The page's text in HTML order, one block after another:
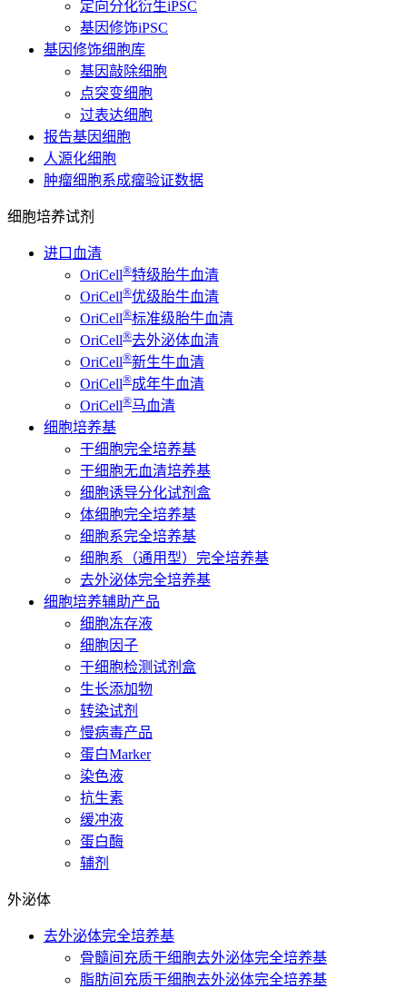
定向分化衍生iPSC
基因修饰iPSC
基因修饰细胞库
基因敲除细胞
点突变细胞
过表达细胞
报告基因细胞
人源化细胞
肿瘤细胞系成瘤验证数据
细胞培养试剂
进口血清
OriCell®特级胎牛血清
OriCell®优级胎牛血清
OriCell®标准级胎牛血清
OriCell®去外泌体血清
OriCell®新生牛血清
OriCell®成年牛血清
OriCell®马血清
细胞培养基
干细胞完全培养基
干细胞无血清培养基
细胞诱导分化试剂盒
体细胞完全培养基
细胞系完全培养基
细胞系（通用型）完全培养基
去外泌体完全培养基
细胞培养辅助产品
细胞冻存液
细胞因子
干细胞检测试剂盒
生长添加物
转染试剂
慢病毒产品
蛋白Marker
染色液
抗生素
缓冲液
蛋白酶
辅剂
外泌体
去外泌体完全培养基
骨髓间充质干细胞去外泌体完全培养基
脂肪间充质干细胞去外泌体完全培养基